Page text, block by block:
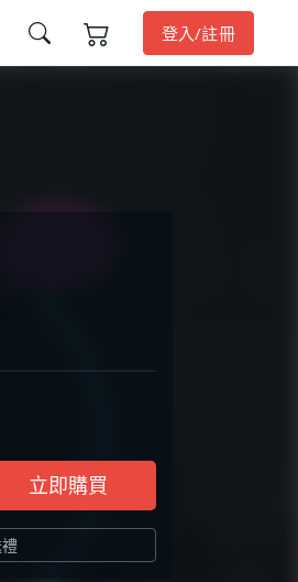
登入/註冊
立即購買